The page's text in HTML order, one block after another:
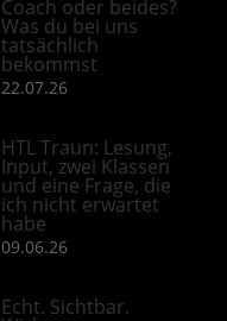
Coach oder beides?
Was du bei uns
tatsächlich
bekommst
22.07.26
HTL Traun: Lesung,
Input, zwei Klassen
und eine Frage, die
ich nicht erwartet
habe
09.06.26
Echt. Sichtbar.